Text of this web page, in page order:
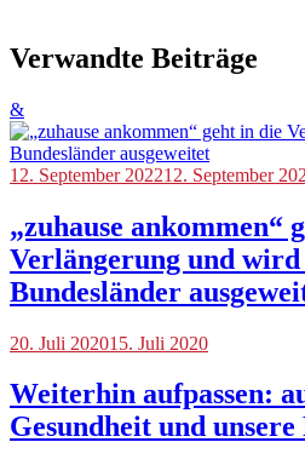
Verwandte Beiträge
&
Blog
12. September 202212. September
„zuhause ankommen“
Verlängerung und
Bundesländer
Blog
20. Juli 202015. Juli 2020
Weiterhin aufpassen:
Gesundheit und unsere